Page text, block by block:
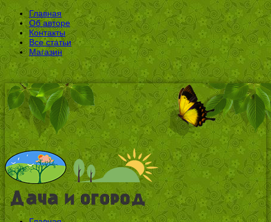
Главная
Об авторе
Контакты
Все статьи
Магазин